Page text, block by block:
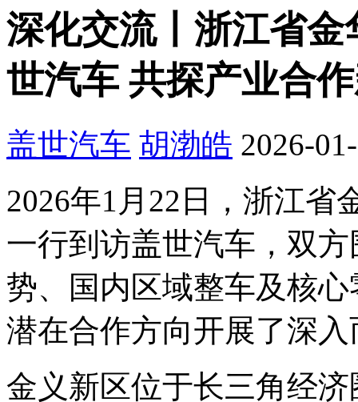
深化交流丨浙江省
世汽车 共探产业合
盖世汽车 胡渤皓 2026-
2026年1月22日，浙江省
一行到访盖世汽车，双方
势、国内区域整车及核
潜在合作方向开展了深
金义新区位于长三角经